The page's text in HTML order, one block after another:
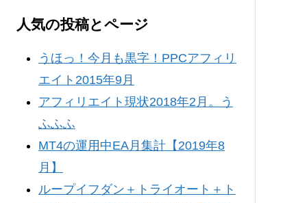
人気の投稿とページ
うほっ！今月も黒字！PPCアフィリ
エイト2015年9月
アフィリエイト現状2018年2月。う
ふふふ
MT4の運用中EA月集計【2019年8
月】
ループイフダン＋トライオート＋ト